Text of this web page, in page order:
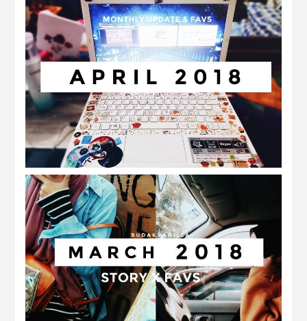
april 2018 | monthly updates and favs
march 2018 | stories x favourite